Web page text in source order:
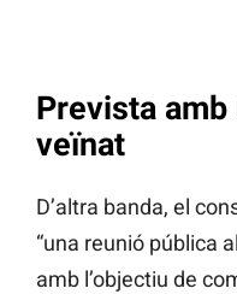
Prevista
veïnat
D’altra banda, el
“una reunió pública
amb l’objectiu de